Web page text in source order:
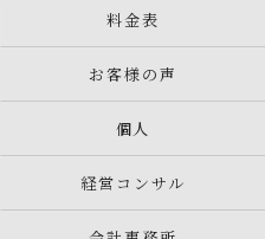
料金表
お客様の声
個人
経営コンサル